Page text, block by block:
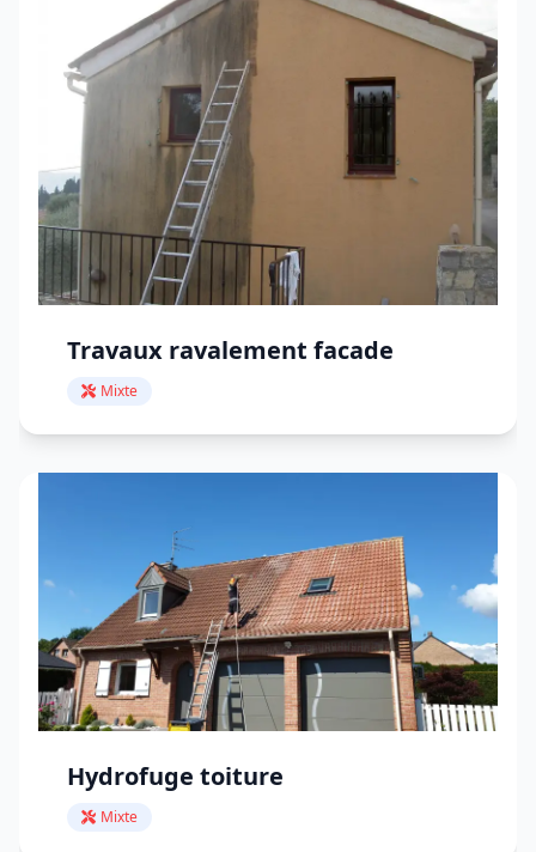
Travaux ravalement facade
Mixte
Hydrofuge toiture
Mixte